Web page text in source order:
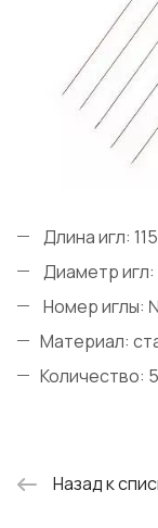
Длина игл:
Диаметр
Номер иглы:
Материал:
Количество:
Назад к